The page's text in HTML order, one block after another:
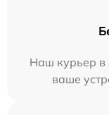
Наш курьер в
ваше